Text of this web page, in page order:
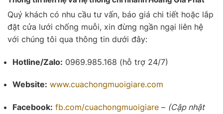
Quý khách có nhu cầu tư vấn, báo giá chi tiết hoặc lắp
đặt cửa lưới chống muỗi, xin đừng ngần ngại liên hệ
với chúng tôi qua thông tin dưới đây:
Hotline/Zalo: 0969.985.168 (hỗ trợ 24/7)
Website: www.cuachongmuoigiare.com
Facebook: fb.com/cuachongmuoigiare – (Cập nhật